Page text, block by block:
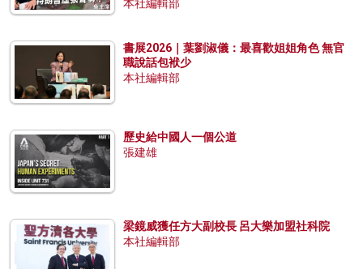
本社編輯部
書展2026｜葉劉淑儀：最喜歡姐姐角色 無官
職說話包袱少
本社編輯部
歷史給中國人一個公道
張建雄
梁鏡威獲任方大副校長 呂大樂加盟社科院
本社編輯部